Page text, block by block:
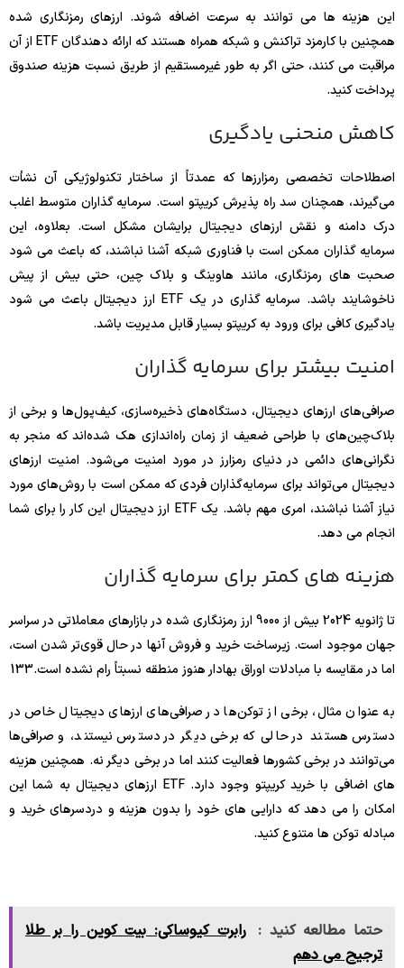
این هزینه ها می توانند به سرعت اضافه شوند. ارزهای رمزنگاری شده
همچنین با کارمزد تراکنش و شبکه همراه هستند که ارائه دهندگان ETF از آن
مراقبت می کنند، حتی اگر به طور غیرمستقیم از طریق نسبت هزینه صندوق
پرداخت کنید.
کاهش منحنی یادگیری
اصطلاحات تخصصی رمزارزها که عمدتاً از ساختار تکنولوژیکی آن نشأت
می‌گیرند، همچنان سد راه پذیرش کریپتو است. سرمایه گذاران متوسط ​​اغلب
درک دامنه و نقش ارزهای دیجیتال برایشان مشکل است. بعلاوه، این
سرمایه گذاران ممکن است با فناوری شبکه آشنا نباشند، که باعث می شود
صحبت های رمزنگاری، مانند هاوینگ و بلاک چین، حتی بیش از پیش
ناخوشایند باشد. سرمایه گذاری در یک ETF ارز دیجیتال باعث می شود
یادگیری کافی برای ورود به کریپتو بسیار قابل مدیریت باشد.
امنیت بیشتر برای سرمایه گذاران
صرافی‌های ارزهای دیجیتال، دستگاه‌های ذخیره‌سازی، کیف‌پول‌ها و برخی از
بلاک‌چین‌های با طراحی ضعیف از زمان راه‌اندازی هک شده‌اند که منجر به
نگرانی‌های دائمی در دنیای رمزارز در مورد امنیت می‌شود. امنیت ارزهای
دیجیتال می‌تواند برای سرمایه‌گذاران فردی که ممکن است با روش‌های مورد
نیاز آشنا نباشند، امری مهم باشد. یک ETF ارز دیجیتال این کار را برای شما
انجام می دهد.
هزینه های کمتر برای سرمایه گذاران
تا ژانویه 2024 بیش از 9000 ارز رمزنگاری شده در بازارهای معاملاتی در سراسر
جهان موجود است. زیرساخت خرید و فروش آنها در حال قوی‌تر شدن است،
اما در مقایسه با مبادلات اوراق بهادار هنوز منطقه نسبتاً رام نشده است. 133
به عنوان مثال، برخی از توکن‌ها در صرافی‌های ارزهای دیجیتال خاص در
دسترس هستند در حالی که برخی دیگر در دسترس نیستند، و صرافی‌ها
می‌توانند در برخی کشورها فعالیت کنند اما در برخی دیگر نه. همچنین هزینه
های اضافی با خرید کریپتو وجود دارد. ETF ارزهای دیجیتال به شما این
امکان را می دهد که دارایی های خود را بدون هزینه و دردسرهای خرید و
مبادله توکن ها متنوع کنید.
حتما مطالعه کنید :
رابرت کیوساکی: بیت‌ کوین را بر طلا
ترجیح می دهم